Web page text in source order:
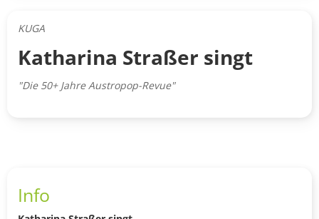
KUGA
Katharina Straßer singt
"Die 50+ Jahre Austropop-Revue"
Info